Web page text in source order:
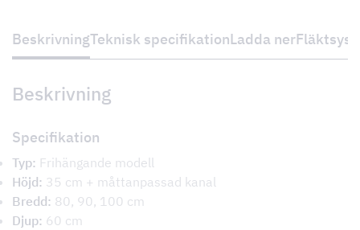
BeskrivningTeknisk specifikationLadda ner
Beskrivning
Specifikation
Typ: Frihängande modell
Höjd: 35 cm + måttanpassad kanal
Bredd: 80, 90, 100 cm
Djup: 60 cm